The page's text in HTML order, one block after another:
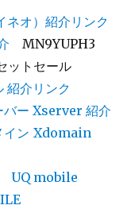
オ）紹介リンク
MN9YUPH3
ットセール
紹介リンク
バー Xserver 紹介
イン Xdomain
UQ mobile